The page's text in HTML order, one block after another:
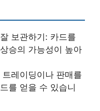
보관하기: 카드를
승의 가능성이 높아
레이딩이나 판매를
를 얻을 수 있습니